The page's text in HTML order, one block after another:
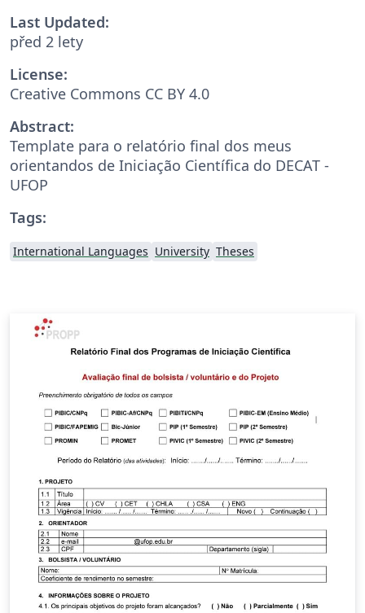
Last Updated:
před 2 lety
License:
Creative Commons CC BY 4.0
Abstract:
Template para o relatório final dos meus
orientandos de Iniciação Científica do DECAT -
UFOP
Tags:
International Languages University Theses